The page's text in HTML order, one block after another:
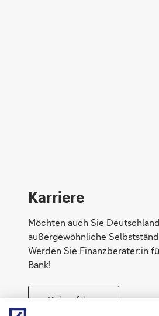
Karriere
Möchten auch Sie
außergewöhnliche
Werden Sie Finanzberater:in
Bank!
Mehr erfahren